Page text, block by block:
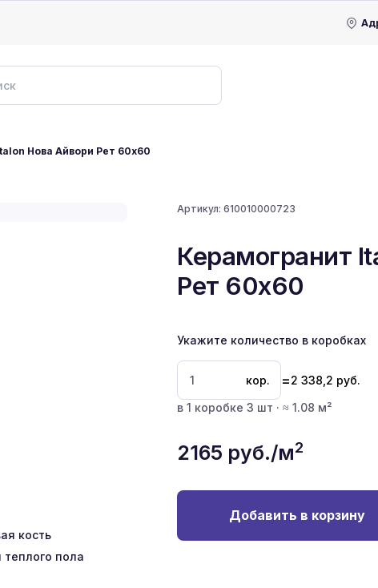
Нова Айвори Рет 60x60
Артикул:610010000723
Керамогранит
Рет 60x60
Укажите количество в коробках
кор. =2 338,2 руб.
в 1 коробке 3 шт · ≈ 1.08 м²
2165 руб./м2
Добавить в корзину
кость
пола